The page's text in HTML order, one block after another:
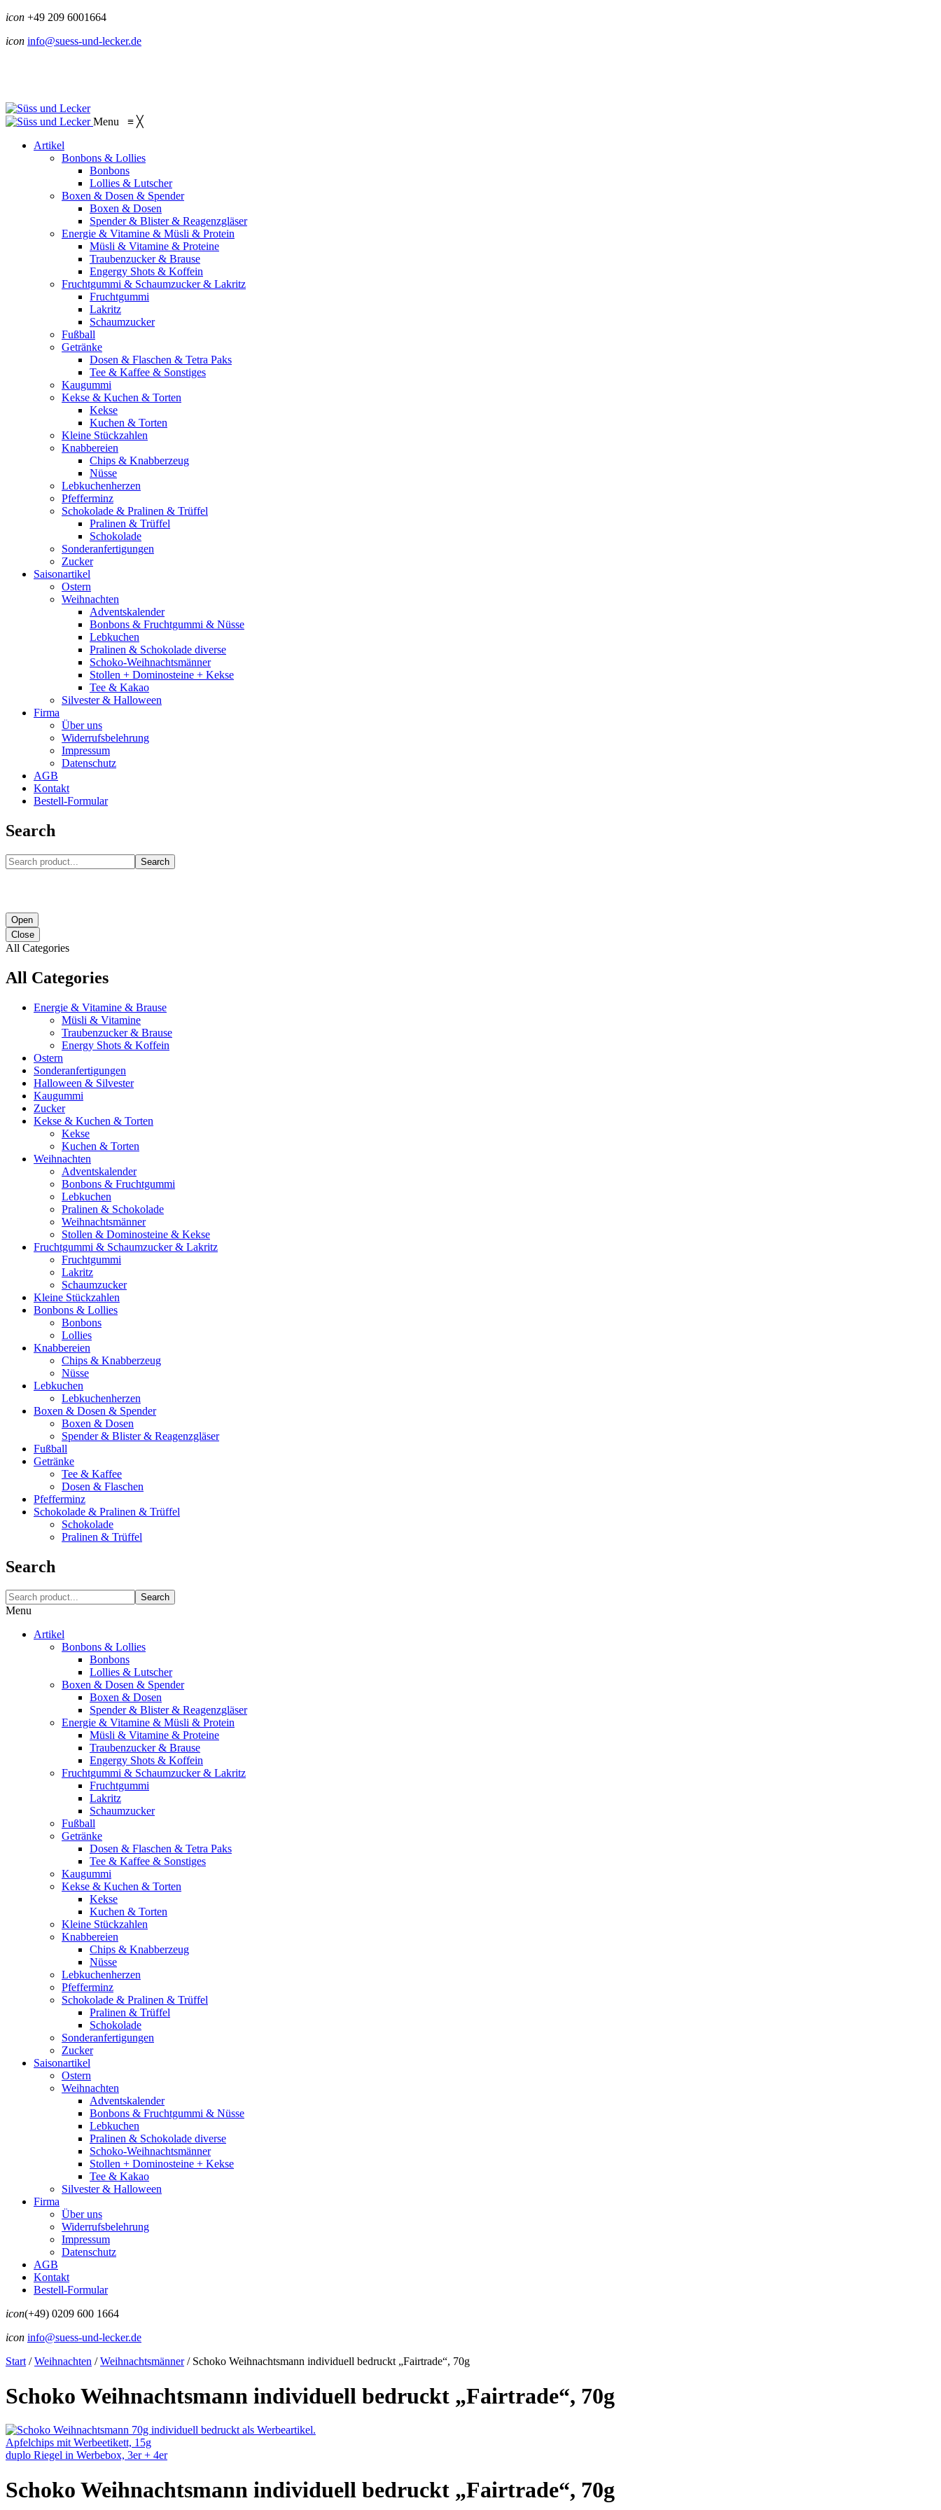
icon +49 209 6001664
icon info@suess-und-lecker.de
Menu ≡ ╳
Artikel
Bonbons & Lollies
Bonbons
Lollies & Lutscher
Boxen & Dosen & Spender
Boxen & Dosen
Spender & Blister & Reagenzgläser
Energie & Vitamine & Müsli & Protein
Müsli & Vitamine & Proteine
Traubenzucker & Brause
Engergy Shots & Koffein
Fruchtgummi & Schaumzucker & Lakritz
Fruchtgummi
Lakritz
Schaumzucker
Fußball
Getränke
Dosen & Flaschen & Tetra Paks
Tee & Kaffee & Sonstiges
Kaugummi
Kekse & Kuchen & Torten
Kekse
Kuchen & Torten
Kleine Stückzahlen
Knabbereien
Chips & Knabberzeug
Nüsse
Lebkuchenherzen
Pfefferminz
Schokolade & Pralinen & Trüffel
Pralinen & Trüffel
Schokolade
Sonderanfertigungen
Zucker
Saisonartikel
Ostern
Weihnachten
Adventskalender
Bonbons & Fruchtgummi & Nüsse
Lebkuchen
Pralinen & Schokolade diverse
Schoko-Weihnachtsmänner
Stollen + Dominosteine + Kekse
Tee & Kakao
Silvester & Halloween
Firma
Über uns
Widerrufsbelehrung
Impressum
Datenschutz
AGB
Kontakt
Bestell-Formular
Search
Search
Open
Close
All Categories
All Categories
Energie & Vitamine & Brause
Müsli & Vitamine
Traubenzucker & Brause
Energy Shots & Koffein
Ostern
Sonderanfertigungen
Halloween & Silvester
Kaugummi
Zucker
Kekse & Kuchen & Torten
Kekse
Kuchen & Torten
Weihnachten
Adventskalender
Bonbons & Fruchtgummi
Lebkuchen
Pralinen & Schokolade
Weihnachtsmänner
Stollen & Dominosteine & Kekse
Fruchtgummi & Schaumzucker & Lakritz
Fruchtgummi
Lakritz
Schaumzucker
Kleine Stückzahlen
Bonbons & Lollies
Bonbons
Lollies
Knabbereien
Chips & Knabberzeug
Nüsse
Lebkuchen
Lebkuchenherzen
Boxen & Dosen & Spender
Boxen & Dosen
Spender & Blister & Reagenzgläser
Fußball
Getränke
Tee & Kaffee
Dosen & Flaschen
Pfefferminz
Schokolade & Pralinen & Trüffel
Schokolade
Pralinen & Trüffel
Search
Search
Menu
Artikel
Bonbons & Lollies
Bonbons
Lollies & Lutscher
Boxen & Dosen & Spender
Boxen & Dosen
Spender & Blister & Reagenzgläser
Energie & Vitamine & Müsli & Protein
Müsli & Vitamine & Proteine
Traubenzucker & Brause
Engergy Shots & Koffein
Fruchtgummi & Schaumzucker & Lakritz
Fruchtgummi
Lakritz
Schaumzucker
Fußball
Getränke
Dosen & Flaschen & Tetra Paks
Tee & Kaffee & Sonstiges
Kaugummi
Kekse & Kuchen & Torten
Kekse
Kuchen & Torten
Kleine Stückzahlen
Knabbereien
Chips & Knabberzeug
Nüsse
Lebkuchenherzen
Pfefferminz
Schokolade & Pralinen & Trüffel
Pralinen & Trüffel
Schokolade
Sonderanfertigungen
Zucker
Saisonartikel
Ostern
Weihnachten
Adventskalender
Bonbons & Fruchtgummi & Nüsse
Lebkuchen
Pralinen & Schokolade diverse
Schoko-Weihnachtsmänner
Stollen + Dominosteine + Kekse
Tee & Kakao
Silvester & Halloween
Firma
Über uns
Widerrufsbelehrung
Impressum
Datenschutz
AGB
Kontakt
Bestell-Formular
icon(+49) 0209 600 1664
icon info@suess-und-lecker.de
Start / Weihnachten / Weihnachtsmänner /Schoko Weihnachtsmann individuell bedruckt „Fairtrade“, 70g
Schoko Weihnachtsmann individuell bedruckt „Fairtrade“, 70g
Apfelchips mit Werbeetikett, 15g
duplo Riegel in Werbebox, 3er + 4er
Schoko Weihnachtsmann individuell bedruckt „Fairtrade“, 70g